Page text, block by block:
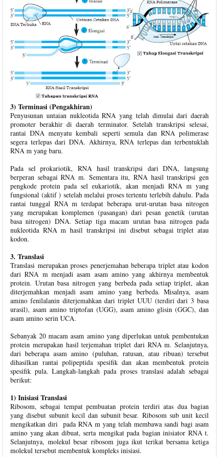
3) Terminasi (Pengakhiran)
Penyusunan untaian nukleotida RNA yang telah dimulai dari daerah
promoter berakhir di daerah terminator. Setelah transkripsi selesai,
rantai DNA menyatu kembali seperti semula dan RNA polimerase
segera terlepas dari DNA. Akhirnya, RNA terlepas dan terbentuklah
RNA m yang baru.
Pada sel prokariotik, RNA hasil transkripsi dari DNA, langsung
berperan sebagai RNA m. Sementara itu, RNA hasil transkripsi gen
pengkode protein pada sel eukariotik, akan menjadi RNA m yang
fungsional (aktif ) setelah melalui proses tertentu terlebih dahulu. Pada
rantai tunggal RNA m terdapat beberapa urut-urutan basa nitrogen
yang merupakan komplemen (pasangan) dari pesan genetik (urutan
basa nitrogen) DNA. Setiap tiga macam urutan basa nitrogen pada
nukleotida RNA m hasil transkripsi ini disebut sebagai triplet atau
kodon.
3. Translasi
Translasi merupakan proses penerjemahan beberapa triplet atau kodon
dari RNA m menjadi asam asam amino yang akhirnya membentuk
protein. Urutan basa nitrogen yang berbeda pada setiap triplet, akan
diterjemahkan menjadi asam amino yang berbeda. Misalnya, asam
amino fenilalanin diterjemahkan dari triplet UUU (terdiri dari 3 basa
urasil), asam amino triptofan (UGG), asam amino glisin (GGC), dan
asam amino serin UCA.
Sebanyak 20 macam asam amino yang diperlukan untuk pembentukan
protein merupakan hasil terjemahan triplet dari RNA m. Selanjutnya,
dari beberapa asam amino (puluhan, ratusan, atau ribuan) tersebut
dihasilkan rantai polipeptida spesifik dan akan membentuk protein
spesifik pula. Langkah-langkah pada proses translasi adalah sebagai
berikut:
1) Inisiasi Translasi
Ribosom, sebagai tempat pembuatan protein terdiri atas dua bagian
yang disebut subunit kecil dan subunit besar. Ribosom sub unit kecil
mengikatkan diri pada RNA m yang telah membawa sandi bagi asam
amino yang akan dibuat, serta mengikat pada bagian inisiator RNA t.
Selanjutnya, molekul besar ribosom juga ikut terikat bersama ketiga
molekul tersebut membentuk kompleks inisiasi.